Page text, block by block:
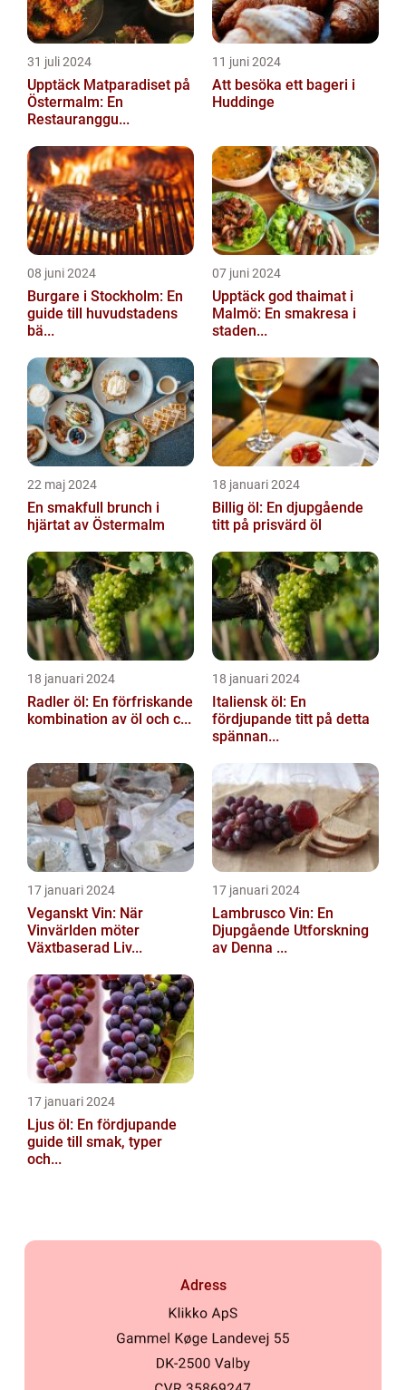
31 juli 2024
Upptäck Matparadiset på
Östermalm: En
Restauranggu...
11 juni 2024
Att besöka ett bageri i
Huddinge
08 juni 2024
Burgare i Stockholm: En
guide till huvudstadens
bä...
07 juni 2024
Upptäck god thaimat i
Malmö: En smakresa i
staden...
22 maj 2024
En smakfull brunch i
hjärtat av Östermalm
18 januari 2024
Billig öl: En djupgående
titt på prisvärd öl
18 januari 2024
Radler öl: En förfriskande
kombination av öl och c...
18 januari 2024
Italiensk öl: En
fördjupande titt på detta
spännan...
17 januari 2024
Veganskt Vin: När
Vinvärlden möter
Växtbaserad Liv...
17 januari 2024
Lambrusco Vin: En
Djupgående Utforskning
av Denna ...
17 januari 2024
Ljus öl: En fördjupande
guide till smak, typer
och...
Adress